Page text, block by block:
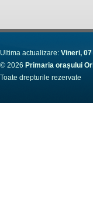
Ultima actualizare: Vineri,
© 2026 Primaria orașului
Toate drepturile rezervate